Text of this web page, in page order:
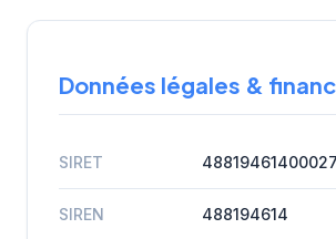
Données légales &
SIRET 48819461400027
SIREN 488194614